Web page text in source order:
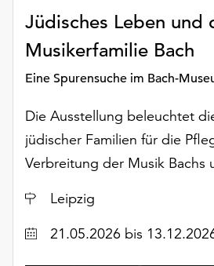
Cookies
erreichen
Sie
Einstellungen
über
die
Schaltfläche
Weitere
Informationen
finden
Jüdisches Leben und
Musikerfamilie Bach
Eine Spurensuche im Bach-
Die Ausstellung beleuchtet
jüdischer Familien für die
Verbreitung der Musik Bachs
Ort
Leipzig
Datum21.05.2026 bis